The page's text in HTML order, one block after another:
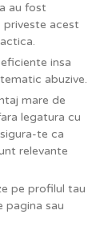
au fost
priveste acest
insa
abuzive.
mare de
legatura cu
te ca
relevante
pe profilul tau
pagina sau